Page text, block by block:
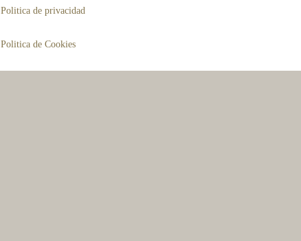
Politica de privacidad
Politica de Cookies